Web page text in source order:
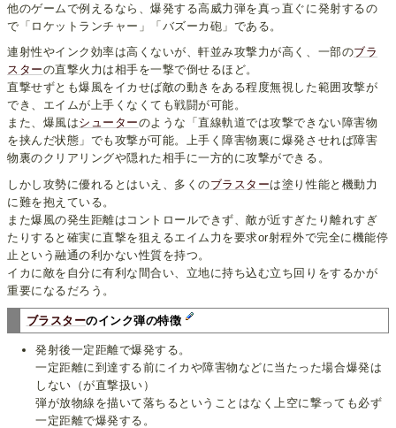
他のゲームで例えるなら、爆発する高威力弾を真っ直ぐに発射するの
で「ロケットランチャー」「バズーカ砲」である。
連射性やインク効率は高くないが、軒並み攻撃力が高く、一部のブラ
スターの直撃火力は相手を一撃で倒せるほど。
直撃せずとも爆風をイカせば敵の動きをある程度無視した範囲攻撃が
でき、エイムが上手くなくても戦闘が可能。
また、爆風はシューターのような「直線軌道では攻撃できない障害物
を挟んだ状態」でも攻撃が可能。上手く障害物裏に爆発させれば障害
物裏のクリアリングや隠れた相手に一方的に攻撃ができる。
しかし攻勢に優れるとはいえ、多くのブラスターは塗り性能と機動力
に難を抱えている。
また爆風の発生距離はコントロールできず、敵が近すぎたり離れすぎ
たりすると確実に直撃を狙えるエイム力を要求or射程外で完全に機能停
止という融通の利かない性質を持つ。
イカに敵を自分に有利な間合い、立地に持ち込む立ち回りをするかが
重要になるだろう。
ブラスターのインク弾の特徴
発射後一定距離で爆発する。
一定距離に到達する前にイカや障害物などに当たった場合爆発は
しない（が直撃扱い）
弾が放物線を描いて落ちるということはなく上空に撃っても必ず
一定距離で爆発する。